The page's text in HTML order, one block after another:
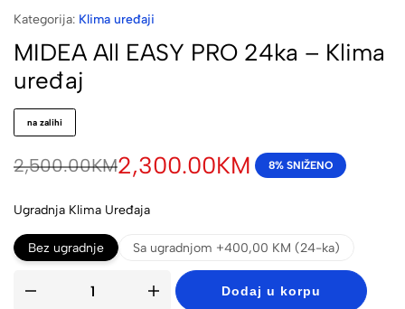
Kategorija: Klima uređaji
MIDEA All EASY PRO 24ka – Klima
uređaj
na zalihi
2,500.00KM2,300.00KM 8% SNIŽENO
Ugradnja Klima Uređaja
Bez ugradnje Sa ugradnjom +400,00 KM (24-ka)
Dodaj u korpu